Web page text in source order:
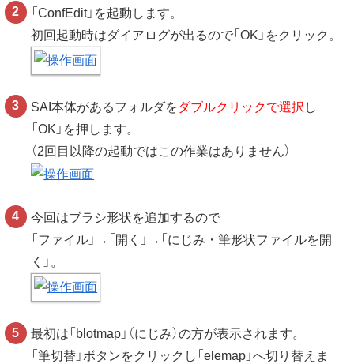
「ConfEdit」を起動します。
初回起動時はダイアログが出るので「OK」をクリック。
SAI本体があるフォルダをダブルクリックで選択 し
「OK」を押します。
（2回目以降の起動ではこの作業はありません）
今回はブラシ形状を追加するので
「ファイル」→「開く」→「にじみ・筆形状ファイルを開
く」。
最初は「blotmap」（にじみ）の方が表示されます。
「筆切替」ボタンをクリックし「elemap」へ切り替えま